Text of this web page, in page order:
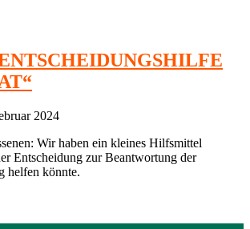
2024
Wir haben ein kleines Hilfsmittel
Entscheidung zur Beantwortung der
helfen könnte.